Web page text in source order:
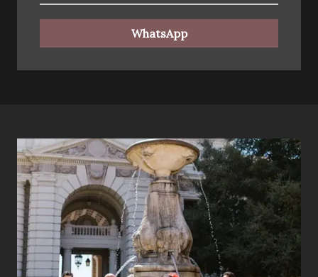
WhatsApp